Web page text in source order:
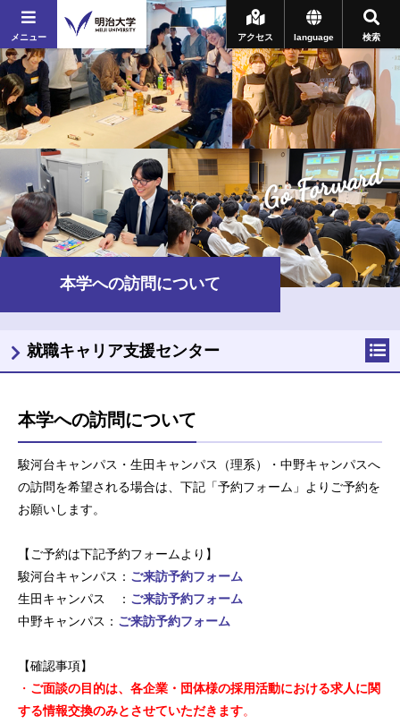
メニュー 検索
language
アクセス
Go Forward
本学への訪問について
本学への訪問について
駿河台キャンパス・生田キャンパス（理系）・中野キャンパスへ
の訪問を希望される場合は、下記「予約フォーム」よりご予約を
お願いします。
【ご予約は下記予約フォームより】
駿河台キャンパス： ご来訪予約フォーム
生田キャンパス ： ご来訪予約フォーム
中野キャンパス： ご来訪予約フォーム
【確認事項】
・ ご面談の目的は、各企業・団体様の採用活動における求人に関
する情報交換のみとさせていただきます。
就職キャリア支援センター